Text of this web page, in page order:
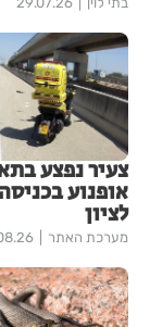
צעיר נפצע
אופנוע
לציון
מערכת האתר